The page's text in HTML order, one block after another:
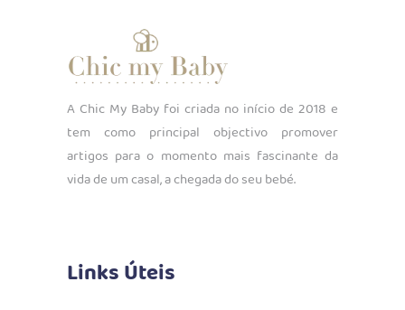
A Chic My Baby foi criada no início de 2018 e
tem como principal objectivo promover
artigos para o momento mais fascinante da
vida de um casal, a chegada do seu bebé.
Links Úteis